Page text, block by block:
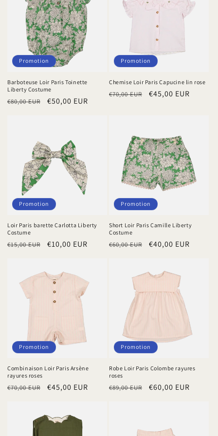
Promotion
Barboteuse Loir Paris Toinette
Liberty Costume
Prix
€80,00 EUR
Prix
€50,00 EUR
Promotion
Chemise Loir Paris Capucine lin rose
Prix
€70,00 EUR
Prix
€45,00 EUR
Promotion
Loir Paris barette Carlotta Liberty
Costume
Prix
€15,00 EUR
Prix
€10,00 EUR
Promotion
Short Loir Paris Camille Liberty
Costume
Prix
€60,00 EUR
Prix
€40,00 EUR
Promotion
Combinaison Loir Paris Arsène
rayures roses
Prix
€70,00 EUR
Prix
€45,00 EUR
Promotion
Robe Loir Paris Colombe rayures
roses
Prix
€89,00 EUR
Prix
€60,00 EUR